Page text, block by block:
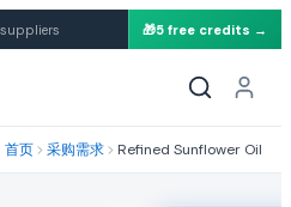
Oil
条款
suppliers 🎁5 free credits →
首页 采购需求 Refined Sunflower Oil